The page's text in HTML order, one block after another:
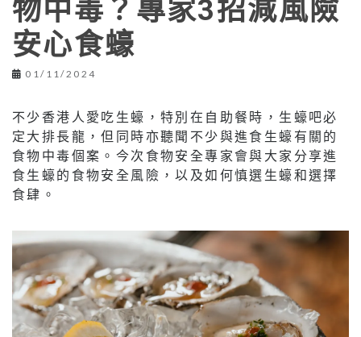
物中毒？專家3招減風險
安心食蠔
01/11/2024
不少香港人愛吃生蠔，特別在自助餐時，生蠔吧必
定大排長龍，但同時亦聽聞不少與進食生蠔有關的
食物中毒個案。今次食物安全專家會與大家分享進
食生蠔的食物安全風險，以及如何慎選生蠔和選擇
食肆。